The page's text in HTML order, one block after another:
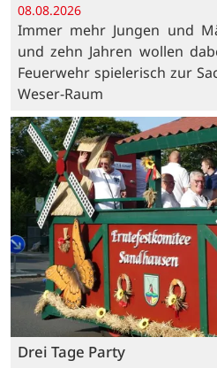
08.08.2026
Immer mehr Jungen und
und zehn Jahren wollen
Feuerwehr spielerisch zur
Weser-Raum
Drei Tage Party